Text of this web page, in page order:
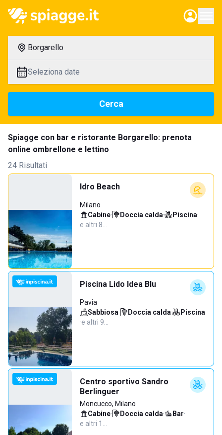
Borgarello
Seleziona date
Cerca
Spiagge con bar e ristorante Borgarello: prenota
online ombrellone e lettino
24 Risultati
Idro Beach
Milano
Cabine· Doccia calda· Piscina·
e altri 8…
Piscina Lido Idea Blu
Pavia
Sabbiosa· Doccia calda·
Piscina
·e altri 9…
Centro sportivo Sandro
Berlinguer
Moncucco, Milano
Cabine· Doccia calda· Bar·
e altri 1…